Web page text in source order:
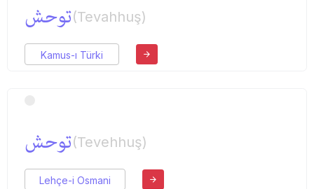
توحش(Tevahhuş)
Kamus-ı Türki
توحش(Tevehhuş)
Lehçe-i Osmani